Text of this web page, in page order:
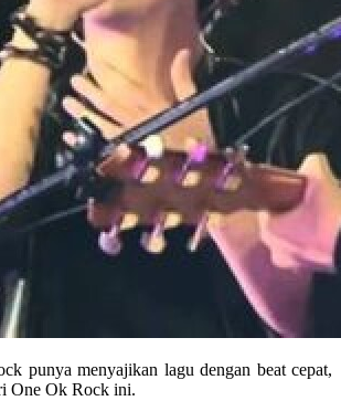
punya menyajikan lagu dengan beat cepat,
One Ok Rock ini.